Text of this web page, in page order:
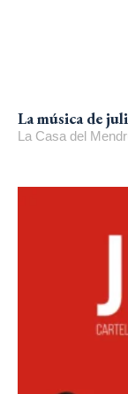
La música de
La Casa del